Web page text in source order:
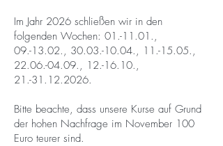
Im Jahr 2026 schließen wir in den
folgenden Wochen: 01.-11.01.,
09.-13.02., 30.03.-10.04., 11.-15.05.,
22.06.-04.09., 12.-16.10.,
21.-31.12.2026.
Bitte beachte, dass unsere Kurse auf Grund
der hohen Nachfrage im November 100
Euro teurer sind.